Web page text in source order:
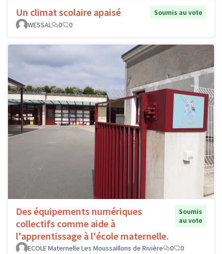
Un climat scolaire apaisé
Soumis au vote
WESSAL
0 0
Des équipements numériques
collectifs comme aide à
l'apprentissage à l'école maternelle.
Soumis
au vote
ECOLE Maternelle Les Moussaillons de Rivière 0 0